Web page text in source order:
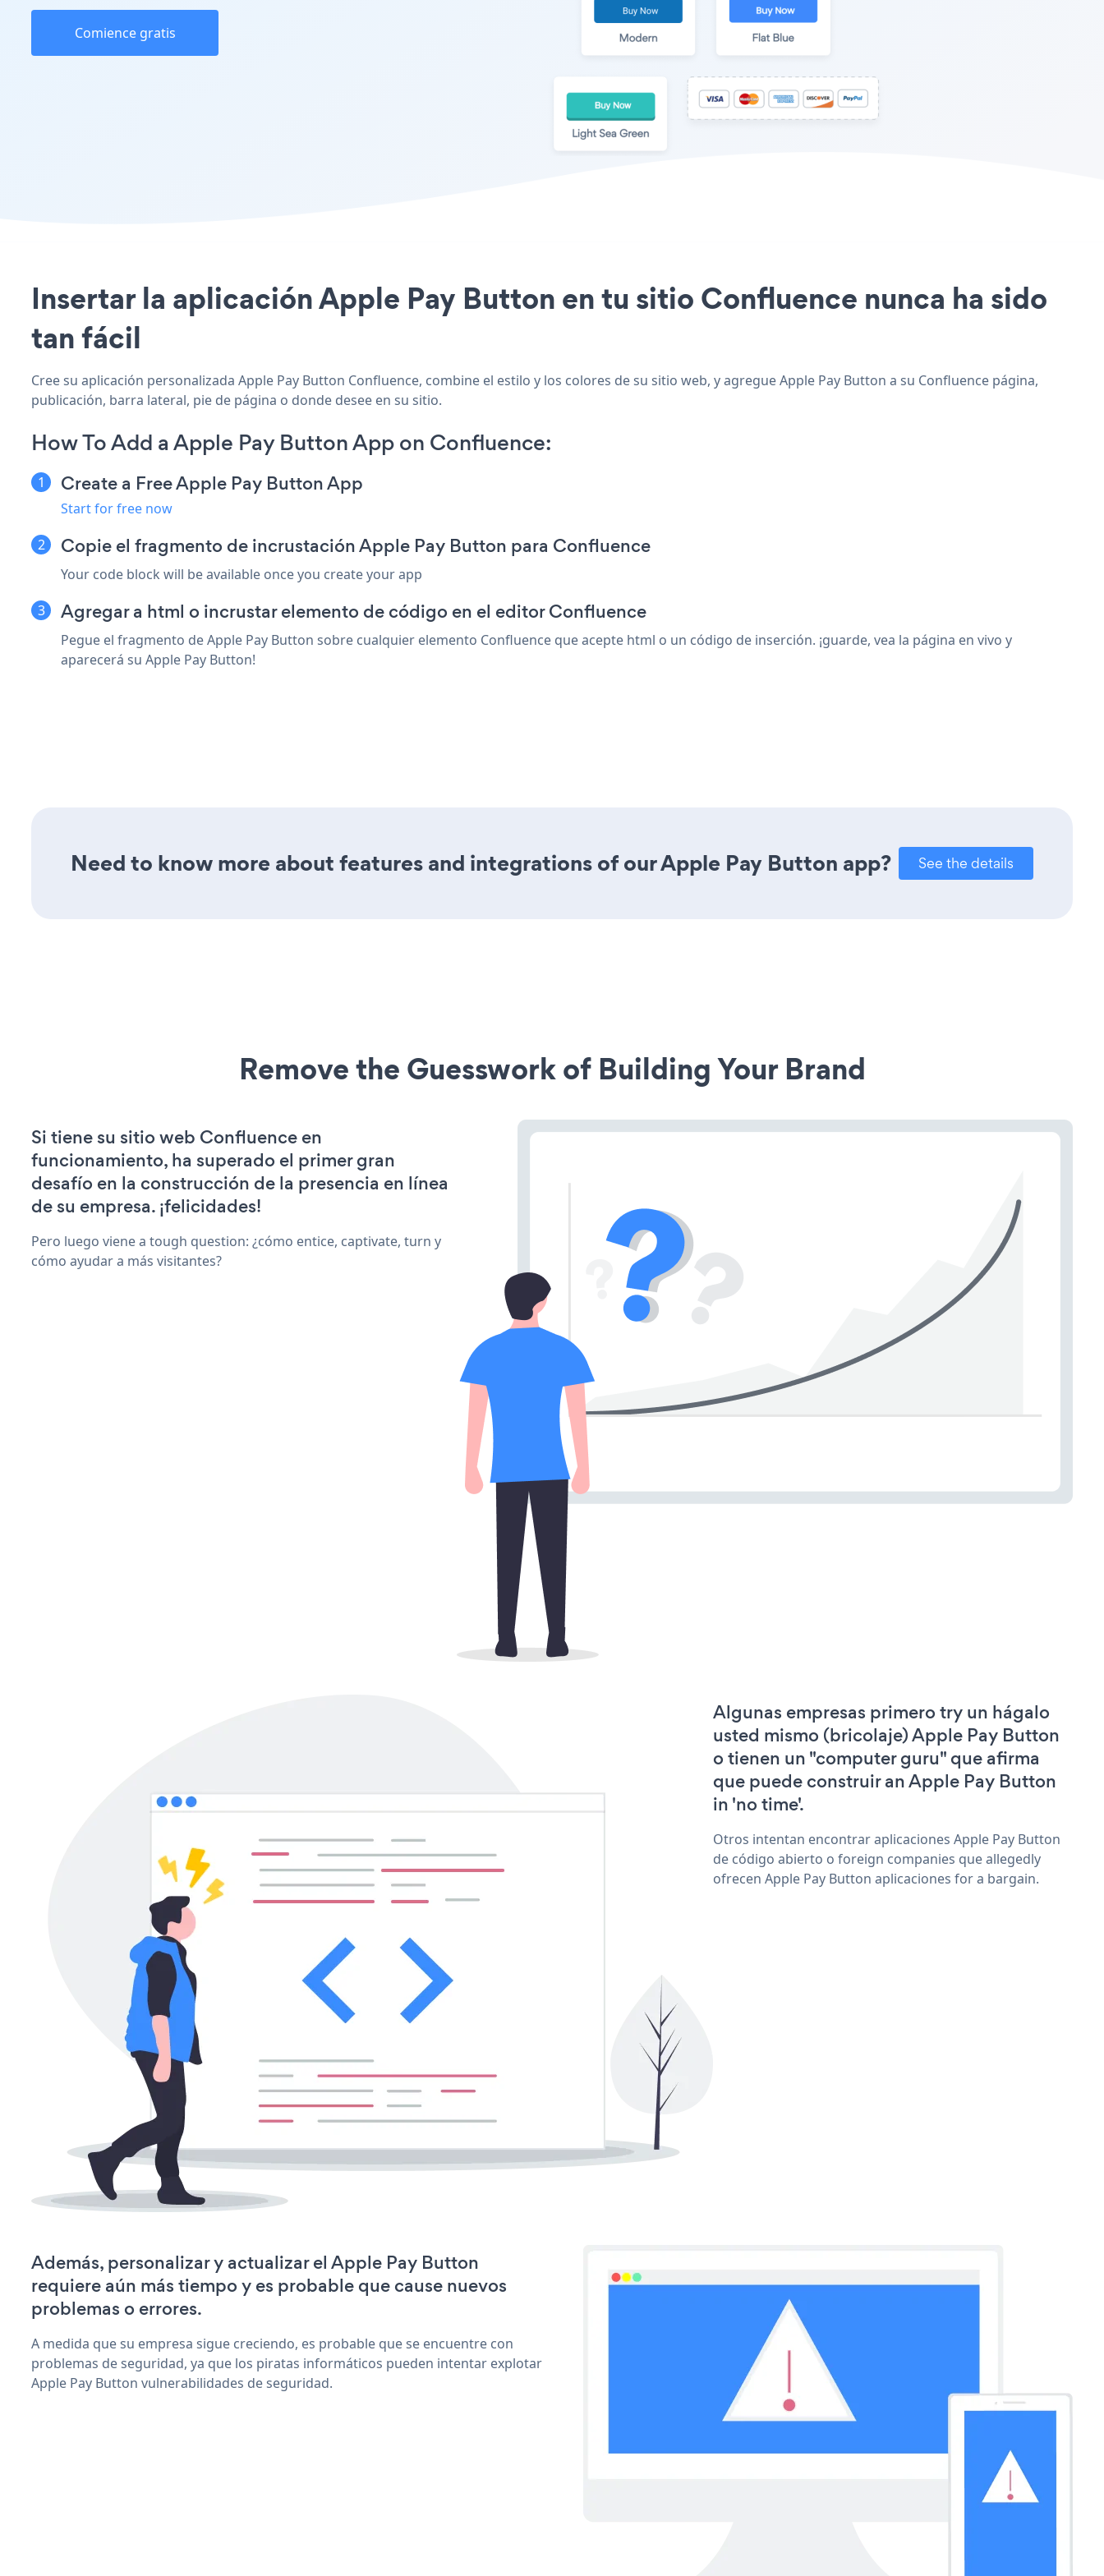
Comience gratis
Insertar la aplicación Apple Pay Button en tu sitio Confluence nunca ha sido
tan fácil
Cree su aplicación personalizada Apple Pay Button Confluence, combine el estilo y los colores de su sitio web, y agregue Apple Pay Button a su Confluence página,
publicación, barra lateral, pie de página o donde desee en su sitio.
How To Add a Apple Pay Button App on Confluence:
Create a Free Apple Pay Button App
Start for free now
Copie el fragmento de incrustación Apple Pay Button para Confluence
Your code block will be available once you create your app
Agregar a html o incrustar elemento de código en el editor Confluence
Pegue el fragmento de Apple Pay Button sobre cualquier elemento Confluence que acepte html o un código de inserción. ¡guarde, vea la página en vivo y
aparecerá su Apple Pay Button!
Need to know more about features and integrations of our Apple Pay Button app? See the details
Remove the Guesswork of Building Your Brand
Si tiene su sitio web Confluence en
funcionamiento, ha superado el primer gran
desafío en la construcción de la presencia en línea
de su empresa. ¡felicidades!
Pero luego viene a tough question: ¿cómo entice, captivate, turn y
cómo ayudar a más visitantes?
Algunas empresas primero try un hágalo
usted mismo (bricolaje) Apple Pay Button
o tienen un "computer guru" que afirma
que puede construir an Apple Pay Button
in 'no time'.
Otros intentan encontrar aplicaciones Apple Pay Button
de código abierto o foreign companies que allegedly
ofrecen Apple Pay Button aplicaciones for a bargain.
Además, personalizar y actualizar el Apple Pay Button
requiere aún más tiempo y es probable que cause nuevos
problemas o errores.
A medida que su empresa sigue creciendo, es probable que se encuentre con
problemas de seguridad, ya que los piratas informáticos pueden intentar explotar
Apple Pay Button vulnerabilidades de seguridad.